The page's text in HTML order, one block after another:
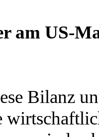
am US-
Bilanz